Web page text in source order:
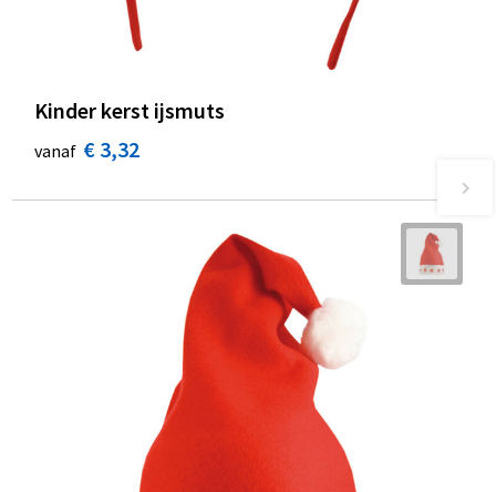
Kinder kerst ijsmuts
vanaf € 3,32